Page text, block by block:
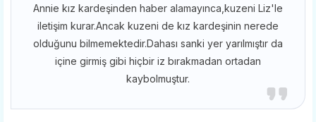
Annie kız kardeşinden haber alamayınca,kuzeni Liz'le
iletişim kurar.Ancak kuzeni de kız kardeşinin nerede
olduğunu bilmemektedir.Dahası sanki yer yarılmıştır da
içine girmiş gibi hiçbir iz bırakmadan ortadan
kaybolmuştur.